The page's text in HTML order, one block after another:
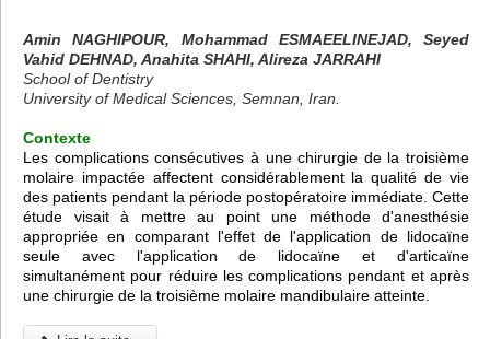
Amin NAGHIPOUR, Mohammad ESMAEELINEJAD, Seyed
Vahid DEHNAD, Anahita SHAHI, Alireza JARRAHI
School of Dentistry
University of Medical Sciences, Semnan, Iran.
Contexte
Les complications consécutives à une chirurgie de la troisième
molaire impactée affectent considérablement la qualité de vie
des patients pendant la période postopératoire immédiate. Cette
étude visait à mettre au point une méthode d'anesthésie
appropriée en comparant l'effet de l'application de lidocaïne
seule avec l'application de lidocaïne et d'articaïne
simultanément pour réduire les complications pendant et après
une chirurgie de la troisième molaire mandibulaire atteinte.